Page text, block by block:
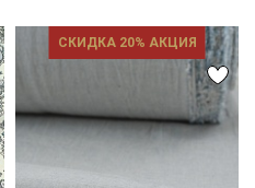
СКИДКА 20% АКЦИЯ